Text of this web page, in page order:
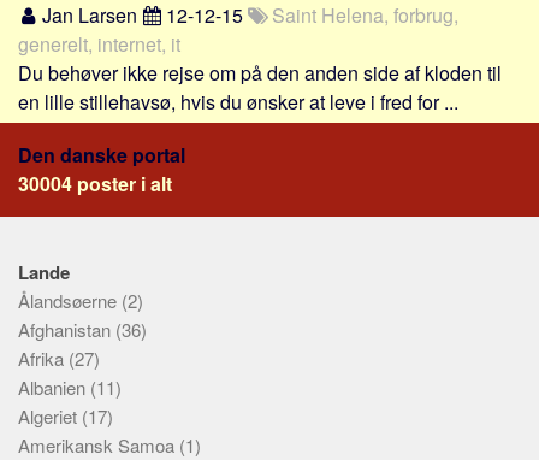
Virksomhed
Investering
Pension og opsparing
Forbrug
Social sikring og sundhed
Aspekter
Køb og salg
Økonomi
Jura og regler
Skatter og afgifter
Jan Larsen 12-12-15
Saint Helena, forbrug,
generelt, internet, it
Du behøver ikke rejse om på den anden side af kloden til
en lille stillehavsø, hvis du ønsker at leve i fred for ...
Den danske portal
30004 poster i alt
Lande
Ålandsøerne (2)
Afghanistan (36)
Afrika (27)
Albanien (11)
Algeriet (17)
Amerikansk Samoa (1)